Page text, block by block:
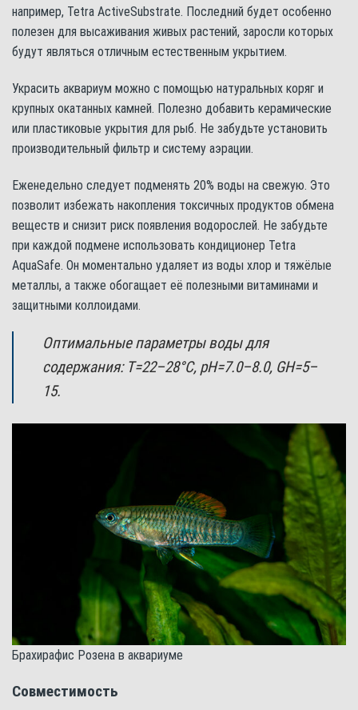
например, Tetra ActiveSubstrate. Последний будет особенно
полезен для высаживания живых растений, заросли которых
будут являться отличным естественным укрытием.
Украсить аквариум можно с помощью натуральных коряг и
крупных окатанных камней. Полезно добавить керамические
или пластиковые укрытия для рыб. Не забудьте установить
производительный фильтр и систему аэрации.
Еженедельно следует подменять 20% воды на свежую. Это
позволит избежать накопления токсичных продуктов обмена
веществ и снизит риск появления водорослей. Не забудьте
при каждой подмене использовать кондиционер Tetra
AquaSafe. Он моментально удаляет из воды хлор и тяжёлые
металлы, а также обогащает её полезными витаминами и
защитными коллоидами.
Оптимальные параметры воды для
содержания: Т=22–28°С, pH=7.0–8.0, GH=5–
15.
Брахирафис Розена в аквариуме
Совместимость